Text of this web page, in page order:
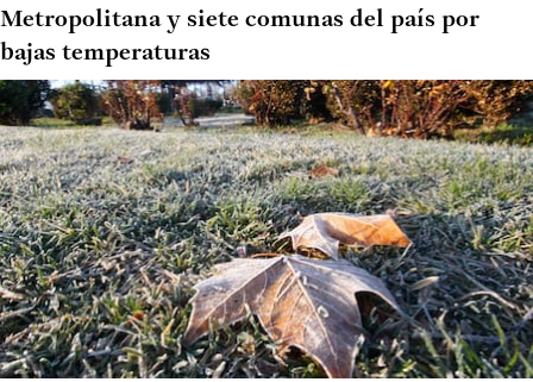
Metropolitana y siete comunas del país por
bajas temperaturas